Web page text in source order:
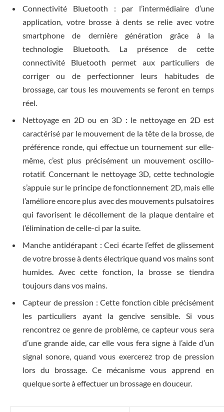
Connectivité Bluetooth : par l’intermédiaire d’une
application, votre brosse à dents se relie avec votre
smartphone de dernière génération grâce à la
technologie Bluetooth. La présence de cette
connectivité Bluetooth permet aux particuliers de
corriger ou de perfectionner leurs habitudes de
brossage, car tous les mouvements se feront en temps
réel.
Nettoyage en 2D ou en 3D : le nettoyage en 2D est
caractérisé par le mouvement de la tête de la brosse, de
préférence ronde, qui effectue un tournement sur elle-
même, c’est plus précisément un mouvement oscillo-
rotatif. Concernant le nettoyage 3D, cette technologie
s’appuie sur le principe de fonctionnement 2D, mais elle
l’améliore encore plus avec des mouvements pulsatoires
qui favorisent le décollement de la plaque dentaire et
l’élimination de celle-ci par la suite.
Manche antidérapant : Ceci écarte l’effet de glissement
de votre brosse à dents électrique quand vos mains sont
humides. Avec cette fonction, la brosse se tiendra
toujours dans vos mains.
Capteur de pression : Cette fonction cible précisément
les particuliers ayant la gencive sensible. Si vous
rencontrez ce genre de problème, ce capteur vous sera
d’une grande aide, car elle vous fera signe à l’aide d’un
signal sonore, quand vous exercerez trop de pression
lors du brossage. Ce mécanisme vous apprend en
quelque sorte à effectuer un brossage en douceur.